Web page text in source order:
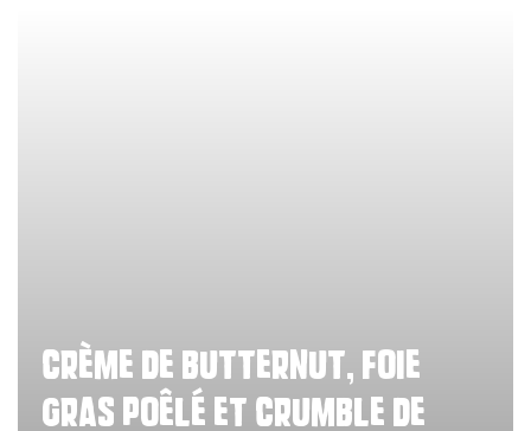
crème de butternut, foie
gras poêlé et crumble de